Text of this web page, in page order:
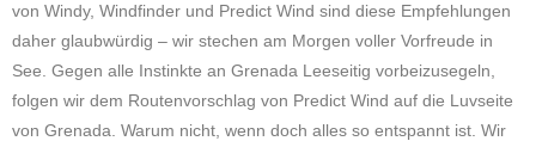
von Windy, Windfinder und Predict Wind sind diese Empfehlungen
daher glaubwürdig – wir stechen am Morgen voller Vorfreude in
See. Gegen alle Instinkte an Grenada Leeseitig vorbeizusegeln,
folgen wir dem Routenvorschlag von Predict Wind auf die Luvseite
von Grenada. Warum nicht, wenn doch alles so entspannt ist. Wir